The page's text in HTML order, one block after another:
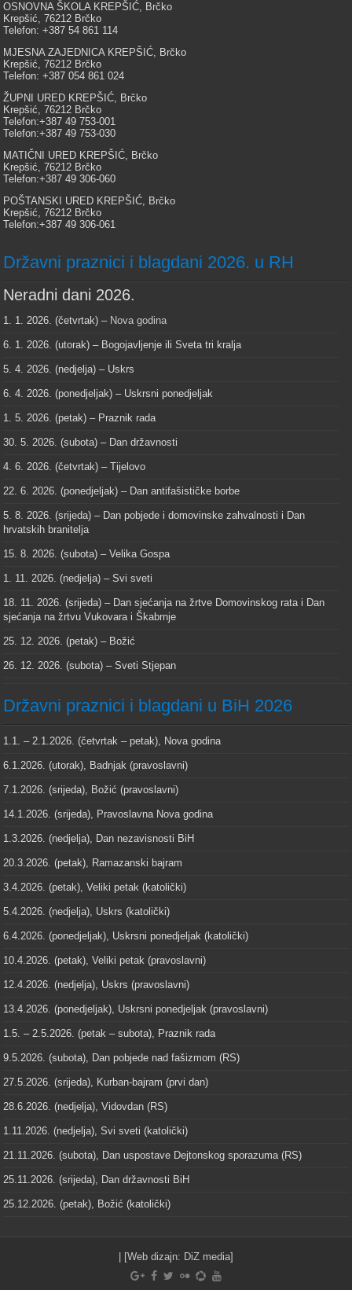
OSNOVNA ŠKOLA KREPŠIĆ, Brčko
Krepšić, 76212 Brčko
Telefon: +387 54 861 114
MJESNA ZAJEDNICA KREPŠIĆ, Brčko
Krepšić, 76212 Brčko
Telefon: +387 054 861 024
ŽUPNI URED KREPŠIĆ, Brčko
Krepšić, 76212 Brčko
Telefon:+387 49 753-001
Telefon:+387 49 753-030
MATIČNI URED KREPŠIĆ, Brčko
Krepšić, 76212 Brčko
Telefon:+387 49 306-060
POŠTANSKI URED KREPŠIĆ, Brčko
Krepšić, 76212 Brčko
Telefon:+387 49 306-061
Državni praznici i blagdani 2026. u RH
Neradni dani 2026.
1. 1. 2026. (četvrtak) – Nova godina
6. 1. 2026. (utorak) – Bogojavljenje ili Sveta tri kralja
5. 4. 2026. (nedjelja) – Uskrs
6. 4. 2026. (ponedjeljak) – Uskrsni ponedjeljak
1. 5. 2026. (petak) – Praznik rada
30. 5. 2026. (subota) – Dan državnosti
4. 6. 2026. (četvrtak) – Tijelovo
22. 6. 2026. (ponedjeljak) – Dan antifašističke borbe
5. 8. 2026. (srijeda) – Dan pobjede i domovinske zahvalnosti i Dan
hrvatskih branitelja
15. 8. 2026. (subota) – Velika Gospa
1. 11. 2026. (nedjelja) – Svi sveti
18. 11. 2026. (srijeda) – Dan sjećanja na žrtve Domovinskog rata i Dan
sjećanja na žrtvu Vukovara i Škabrnje
25. 12. 2026. (petak) – Božić
26. 12. 2026. (subota) – Sveti Stjepan
Državni praznici i blagdani u BiH 2026
1.1. – 2.1.2026. (četvrtak – petak), Nova godina
6.1.2026. (utorak), Badnjak (pravoslavni)
7.1.2026. (srijeda), Božić (pravoslavni)
14.1.2026. (srijeda), Pravoslavna Nova godina
1.3.2026. (nedjelja), Dan nezavisnosti BiH
20.3.2026. (petak), Ramazanski bajram
3.4.2026. (petak), Veliki petak (katolički)
5.4.2026. (nedjelja), Uskrs (katolički)
6.4.2026. (ponedjeljak), Uskrsni ponedjeljak (katolički)
10.4.2026. (petak), Veliki petak (pravoslavni)
12.4.2026. (nedjelja), Uskrs (pravoslavni)
13.4.2026. (ponedjeljak), Uskrsni ponedjeljak (pravoslavni)
1.5. – 2.5.2026. (petak – subota), Praznik rada
9.5.2026. (subota), Dan pobjede nad fašizmom (RS)
27.5.2026. (srijeda), Kurban-bajram (prvi dan)
28.6.2026. (nedjelja), Vidovdan (RS)
1.11.2026. (nedjelja), Svi sveti (katolički)
21.11.2026. (subota), Dan uspostave Dejtonskog sporazuma (RS)
25.11.2026. (srijeda), Dan državnosti BiH
25.12.2026. (petak), Božić (katolički)
| [Web dizajn: DiZ media]